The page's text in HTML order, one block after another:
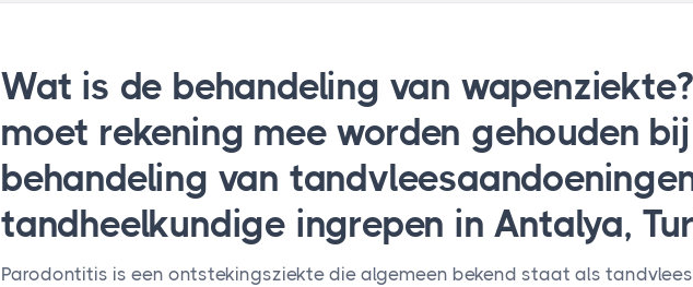
Wat is de behandeling van
moet rekening mee worden gehouden
behandeling van
tandheelkundige ingrepen in Antalya,
Parodontitis is een ontstekingsziekte die algemeen bekend staat als